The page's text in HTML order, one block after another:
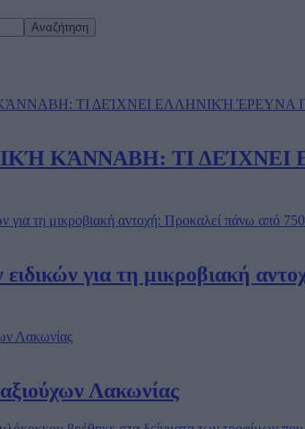
Αναζήτηση
ΚΆΝΝΑΒΗ: ΤΙ
για τη μικροβιακή
Λακωνίας